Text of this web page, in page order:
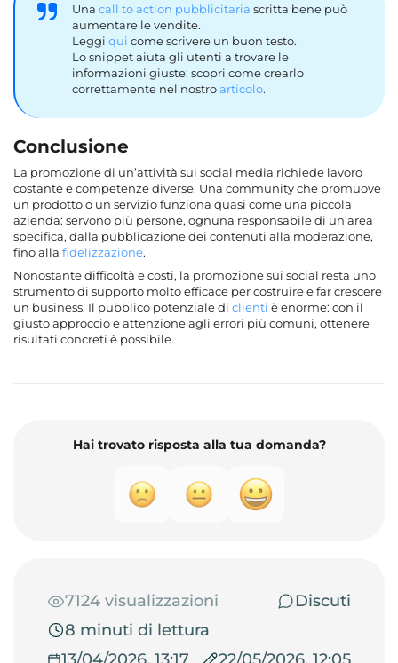
Una call to action pubblicitaria scritta bene può
aumentare le vendite.
Leggi qui come scrivere un buon testo.
Lo snippet aiuta gli utenti a trovare le
informazioni giuste: scopri come crearlo
correttamente nel nostroarticolo.
Conclusione
La promozione di un’attività sui social media richiede lavoro
costante e competenze diverse. Una community che promuove
un prodotto o un servizio funziona quasi come una piccola
azienda: servono più persone, ognuna responsabile di un’area
specifica, dalla pubblicazione dei contenuti alla moderazione,
fino alla fidelizzazione.
Nonostante difficoltà e costi, la promozione sui social resta uno
strumento di supporto molto efficace per costruire e far crescere
un business. Il pubblico potenziale di clienti è enorme: con il
giusto approccio e attenzione agli errori più comuni, ottenere
risultati concreti è possibile.
Hai trovato risposta alla tua domanda?
7124 visualizzazioni
Discuti
8 minuti di lettura
13/04/2026, 13:17
22/05/2026, 12:05